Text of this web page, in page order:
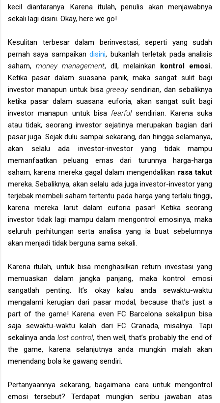
kecil diantaranya. Karena itulah, penulis akan menjawabnya
sekali lagi disini. Okay, here we go!
Kesulitan terbesar dalam berinvestasi, seperti yang sudah
pernah saya sampaikandisini, bukanlah terletak pada analisis
saham, money management, dll, melainkan kontrol emosi.
Ketika pasar dalam suasana panik, maka sangat sulit bagi
investor manapun untuk bisagreedysendirian, dan sebaliknya
ketika pasar dalam suasana euforia, akan sangat sulit bagi
investor manapun untuk bisa fearfulsendirian. Karena suka
atau tidak, seorang investor sejatinya merupakan bagian dari
pasar juga. Sejak dulu sampai sekarang, dan hingga selamanya,
akan selalu ada investor-investor yang tidak mampu
memanfaatkan peluang emas dari turunnya harga-harga
saham, karena mereka gagal dalam mengendalikan rasa takut
mereka. Sebaliknya, akan selalu ada juga investor-investor yang
terjebak membeli saham tertentu pada harga yang terlalu tinggi,
karena mereka larut dalam euforia pasar! Ketika seorang
investor tidak lagi mampu dalam mengontrol emosinya, maka
seluruh perhitungan serta analisa yang ia buat sebelumnya
akan menjadi tidak berguna sama sekali.
Karena itulah, untuk bisa menghasilkan return investasi yang
memuaskan dalam jangka panjang, maka kontrol emosi
sangatlah penting. It’s okay kalau anda sewaktu-waktu
mengalami kerugian dari pasar modal, because that’s just a
part of the game! Karena even FC Barcelona sekalipun bisa
saja sewaktu-waktu kalah dari FC Granada, misalnya. Tapi
sekalinya anda lost control, then well, that’s probably the end of
the game, karena selanjutnya anda mungkin malah akan
menendang bola ke gawang sendiri.
Pertanyaannya sekarang, bagaimana cara untuk mengontrol
emosi tersebut? Terdapat mungkin seribu jawaban atas